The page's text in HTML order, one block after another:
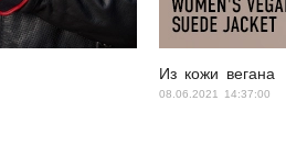
Из кожи вегана
08.06.2021 14:37:00